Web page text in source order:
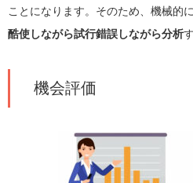
ことになります。そのため、機械的
酷使しながら試行錯誤しながら分析
機会評価